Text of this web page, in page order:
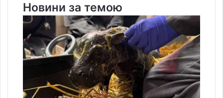
Новини за темою